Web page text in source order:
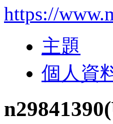
https://
主題
個人資
n29841390